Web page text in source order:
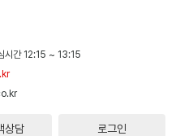
시간 12:15 ~ 13:15
상담 로그인